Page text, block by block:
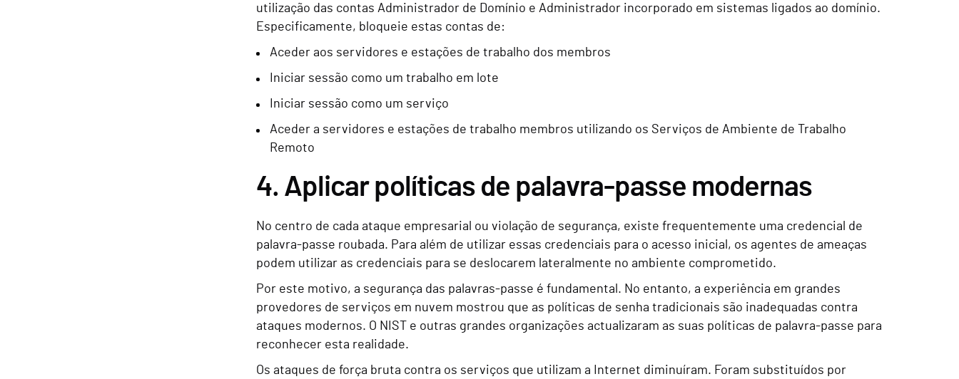
utilização das contas Administrador de Domínio e Administrador incorporado em sistemas ligados ao domínio.
Especificamente, bloqueie estas contas de:
Aceder aos servidores e estações de trabalho dos membros
Iniciar sessão como um trabalho em lote
Iniciar sessão como um serviço
Aceder a servidores e estações de trabalho membros utilizando os Serviços de Ambiente de Trabalho
Remoto
4. Aplicar políticas de palavra-passe modernas
No centro de cada ataque empresarial ou violação de segurança, existe frequentemente uma credencial de
palavra-passe roubada. Para além de utilizar essas credenciais para o acesso inicial, os agentes de ameaças
podem utilizar as credenciais para se deslocarem lateralmente no ambiente comprometido.
Por este motivo, a segurança das palavras-passe é fundamental. No entanto, a experiência em grandes
provedores de serviços em nuvem mostrou que as políticas de senha tradicionais são inadequadas contra
ataques modernos. O NIST e outras grandes organizações actualizaram as suas políticas de palavra-passe para
reconhecer esta realidade.
Os ataques de força bruta contra os serviços que utilizam a Internet diminuíram. Foram substituídos por